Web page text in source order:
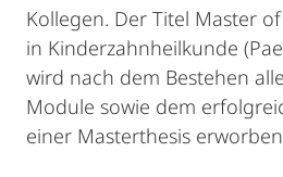
Kollegen. Der Titel Master of
in Kinderzahnheilkunde
wird nach dem Bestehen
Module sowie dem
einer Masterthesis